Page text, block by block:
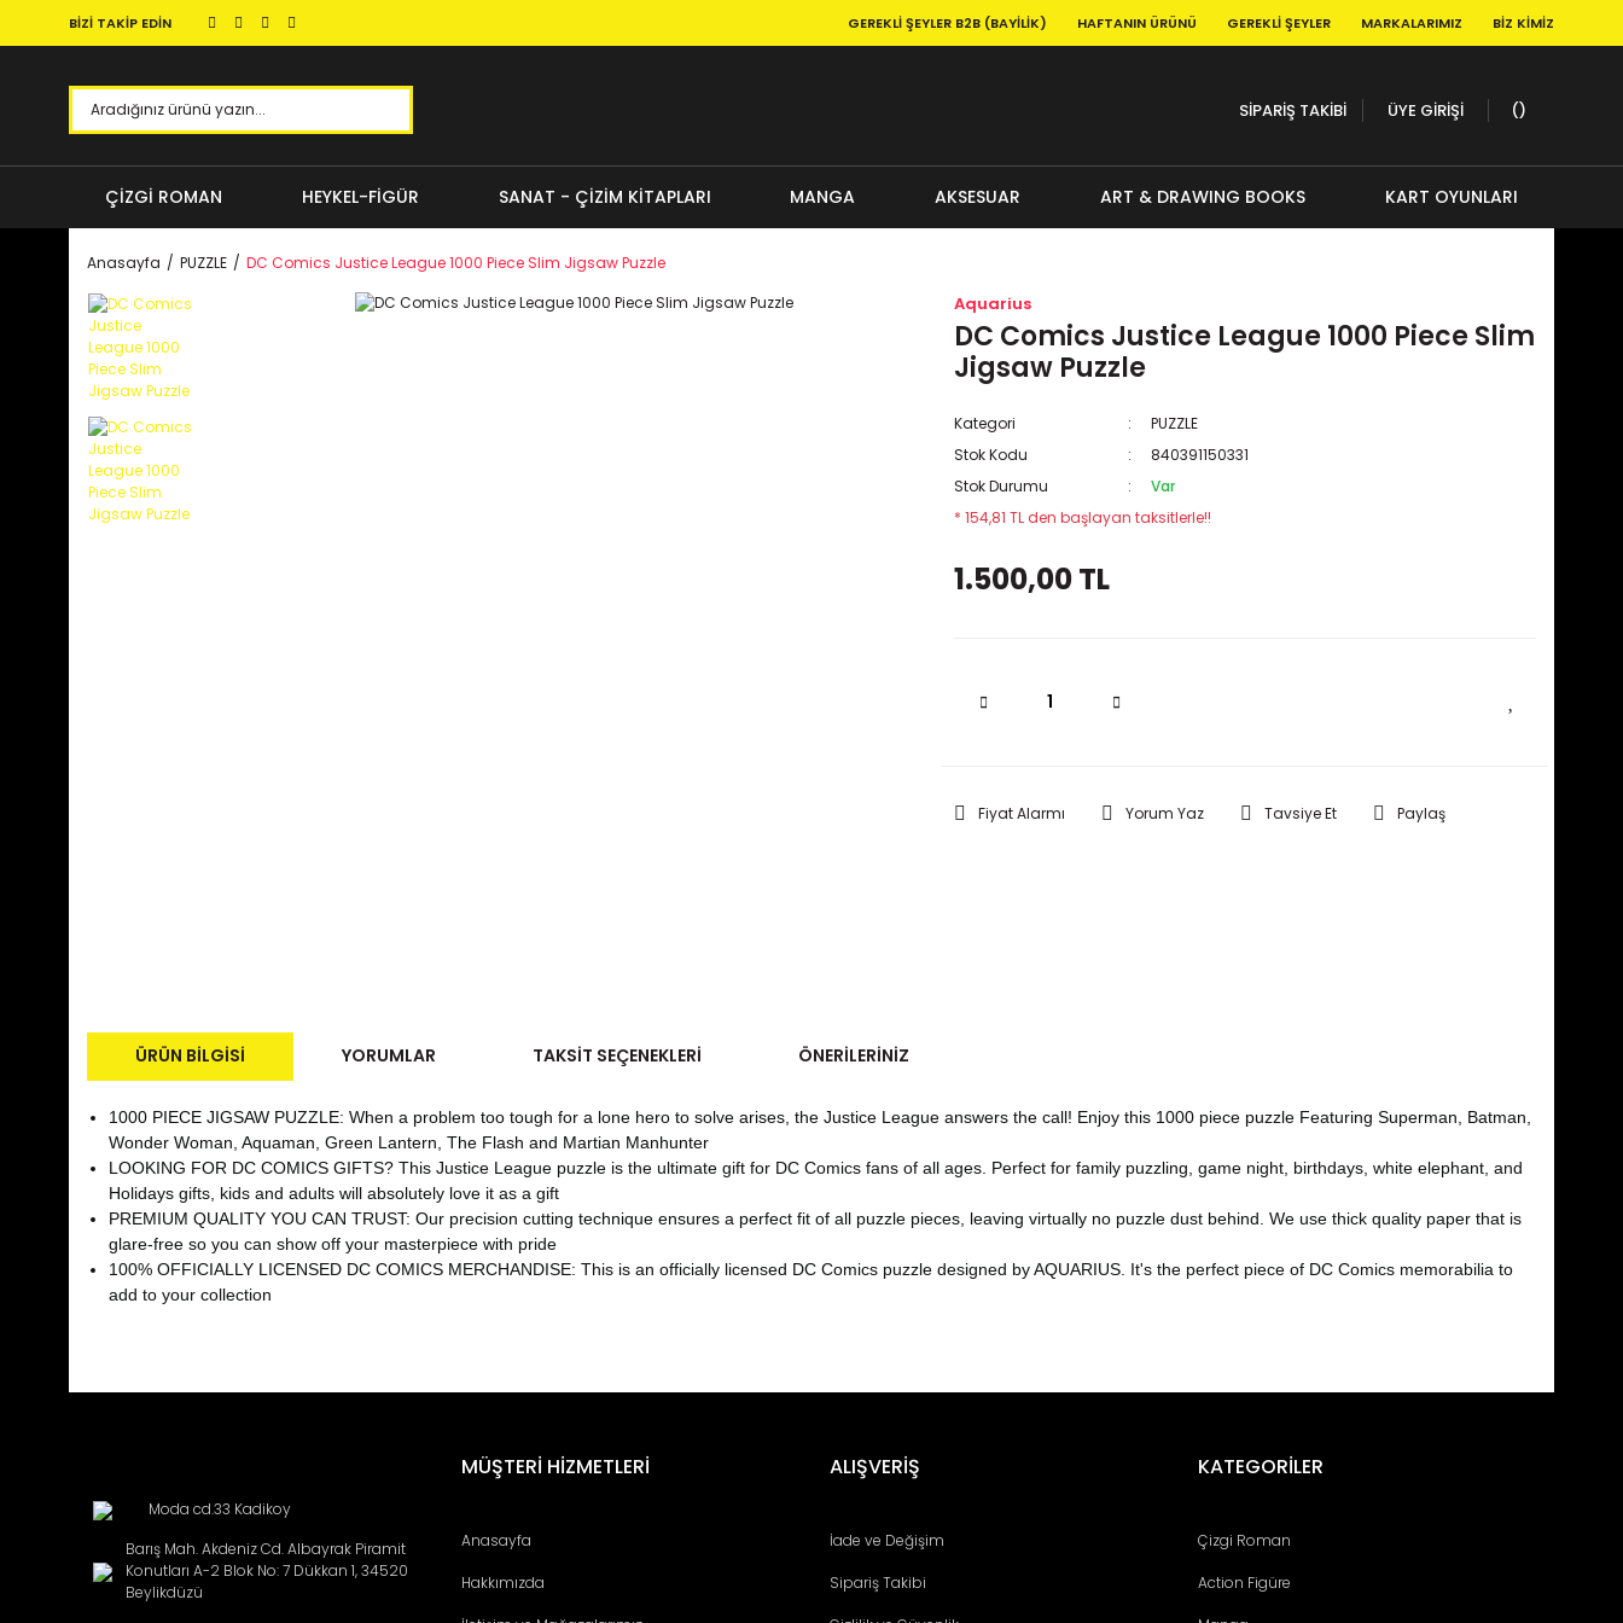
BİZİ TAKİP EDİN GEREKLI ŞEYLER B2B (BAYILIK) HAFTANIN ÜRÜNÜ GEREKLI ŞEYLER MARKALARIMIZ BIZ KIMIZ
SİPARİŞ TAKİBİ ÜYE GİRİŞİ
ÇİZGİ ROMAN HEYKEL-FİGÜR SANAT - ÇİZİM KİTAPLARI MANGA AKSESUAR ART & DRAWING BOOKS KART OYUNLARI
Anasayfa PUZZLE DC Comics Justice League 1000 Piece Slim Jigsaw Puzzle
Aquarius
DC Comics Justice League 1000 Piece Slim
Jigsaw Puzzle
Kategori
PUZZLE
Stok Kodu
840391150331
Stok Durumu
Var
* 154,81 TL den başlayan taksitlerle!!
1.500,00 TL
Fiyat Alarmı Yorum Yaz Tavsiye Et Paylaş
ÜRÜN BILGISI YORUMLAR TAKSIT SEÇENEKLERI ÖNERILERINIZ
1000 PIECE JIGSAW PUZZLE: When a problem too tough for a lone hero to solve arises, the Justice League answers the call! Enjoy this 1000 piece puzzle Featuring Superman, Batman,
Wonder Woman, Aquaman, Green Lantern, The Flash and Martian Manhunter
LOOKING FOR DC COMICS GIFTS? This Justice League puzzle is the ultimate gift for DC Comics fans of all ages. Perfect for family puzzling, game night, birthdays, white elephant, and
Holidays gifts, kids and adults will absolutely love it as a gift
PREMIUM QUALITY YOU CAN TRUST: Our precision cutting technique ensures a perfect fit of all puzzle pieces, leaving virtually no puzzle dust behind. We use thick quality paper that is
glare-free so you can show off your masterpiece with pride
100% OFFICIALLY LICENSED DC COMICS MERCHANDISE: This is an officially licensed DC Comics puzzle designed by AQUARIUS. It's the perfect piece of DC Comics memorabilia to
add to your collection
Yorum Yaz
Görüş ve önerileriniz için teşekkür ederiz.
Ürün bilgilerinde hatalar bulunuyor.
Ürün fiyatı diğer sitelerden daha pahalı.
Bu ürüne benzer farklı alternatifler olmalı.
Moda cd.33 Kadikoy
Barış Mah. Akdeniz Cd. Albayrak Piramit
Konutları A-2 Blok No: 7 Dükkan 1, 34520
Beylikdüzü
MÜŞTERİ HİZMETLERİ
Anasayfa
Hakkımızda
ALIŞVERİŞ
İade ve Değişim
Sipariş Takibi
KATEGORİLER
Çizgi Roman
Action Figüre